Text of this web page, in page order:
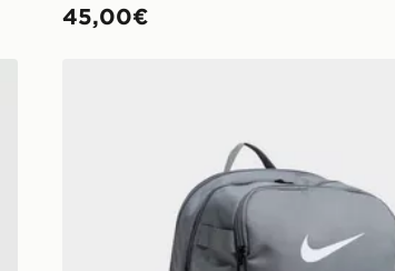
45,00€